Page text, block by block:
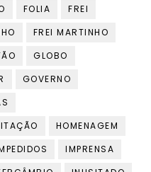
FOLIA
FREI
FREI MARTINHO
GLOBO
GOVERNO
HOMENAGEM
IMPRENSA